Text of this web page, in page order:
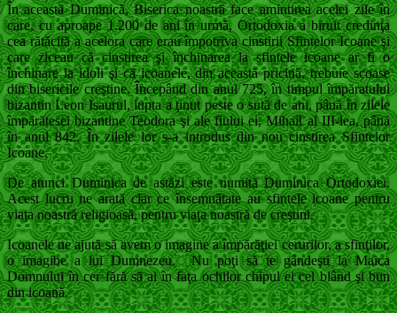
În această Duminică, Biserica noastră face amintirea acelei zile în
care, cu aproape 1.200 de ani în urmă, Ortodoxia a biruit credinţa
cea rătăcită a acelora care erau împotriva cinstirii Sfintelor Icoane şi
care ziceau că cinstirea şi închinarea la sfintele icoane ar fi o
închinare la idoli şi că icoanele, din această pricină, trebuie scoase
din bisericile creştine. Începând din anul 725, în timpul împăratului
bizantin Leon Isaurul, lupta a ţinut peste o sută de ani, până în zilele
împărătesei bizantine Teodora şi ale fiului ei, Mihail al III-lea, până
în anul 842. În zilele lor s-a introdus din nou cinstirea Sfintelor
Icoane.
De atunci Duminica de astăzi este numită Duminica Ortodoxiei.
Acest lucru ne arată clar ce însemnătate au sfintele icoane pentru
viaţa noastră religioasă, pentru viaţa noastră de creştini.
Icoanele ne ajută să avem o imagine a împărăţiei cerurilor, a sfinţilor,
o imagibe a lui Dumnezeu. Nu poţi să te gândeşti la Maica
Domnului în cer fără să ai în faţa ochilor chipul ei cel blând şi bun
din icoană.